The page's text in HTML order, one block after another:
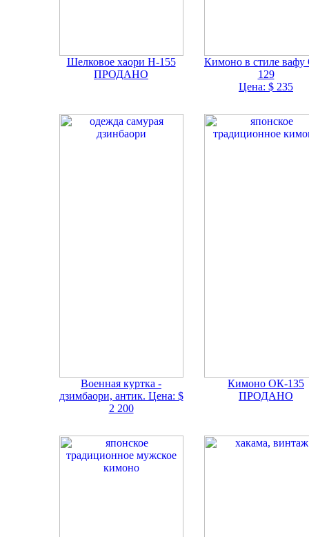
Шелковое хаори H-155
ПРОДАНО
Кимоно в стиле вафу
129
Цена: $ 235
Военная куртка -
дзимбаори, антик. Цена: $
2 200
Кимоно ОК-135
ПРОДАНО